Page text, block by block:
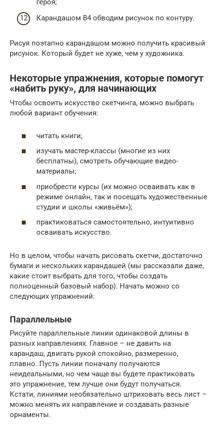
героя;
Карандашом В4 обводим рисунок по контуру.
Рисуя поэтапно карандашом можно получить красивый
рисунок. Который будет не хуже, чем у художника.
Некоторые упражнения, которые помогут
«набить руку», для начинающих
Чтобы освоить искусство скетчинга, можно выбрать
любой вариант обучения:
читать книги;
изучать мастер-классы (многие из них
бесплатны), смотреть обучающие видео-
материалы;
приобрести курсы (их можно осваивать как в
режиме онлайн, так и посещать художественные
студии и школы «живьём»);
практиковаться самостоятельно, интуитивно
осваивать искусство.
Но в целом, чтобы начать рисовать скетчи, достаточно
бумаги и нескольких карандашей (мы рассказали даже,
какие стоит выбрать для того, чтобы создать
полноценный базовый набор). Начать можно со
следующих упражнений:
Параллельные
Рисуйте параллельные линии одинаковой длины в
разных направлениях. Главное – не давить на
карандаш, двигать рукой спокойно, размеренно,
плавно. Пусть линии поначалу получаются
неидеальными, но чем чаще вы будете практиковать
это упражнение, тем лучше они будут получаться.
Кстати, линиями необязательно штриховать весь лист –
можно менять их направление и создавать разные
орнаменты.